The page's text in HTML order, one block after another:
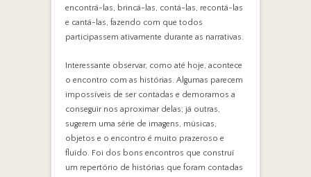
encontrá-las, brincá-las, contá-las, recontá-las
e cantá-las, fazendo com que todos
participassem ativamente durante as narrativas.
Interessante observar, como até hoje, acontece
o encontro com as histórias. Algumas parecem
impossíveis de ser contadas e demoramos a
conseguir nos aproximar delas; já outras,
sugerem uma série de imagens, músicas,
objetos e o encontro é muito prazeroso e
fluído. Foi dos bons encontros que construí
um repertório de histórias que foram contadas